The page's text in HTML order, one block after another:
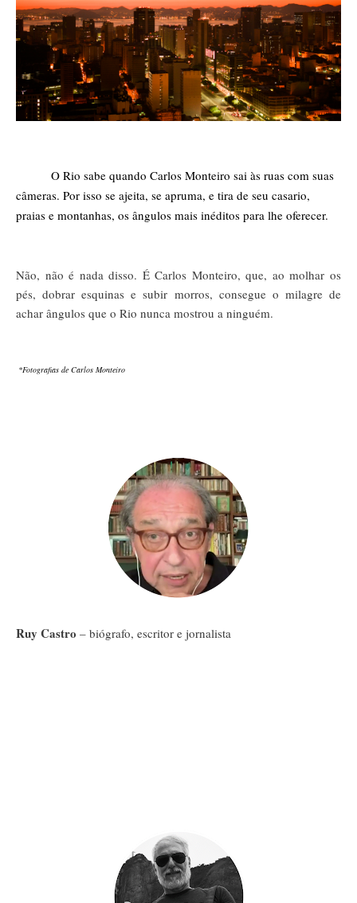
câmeras. Por isso se ajeita, se apruma, e tira de seu casario,
praias e montanhas, os ângulos mais inéditos para lhe oferecer.
Não, não é nada disso. É Carlos Monteiro, que, ao molhar os
pés, dobrar esquinas e subir morros, consegue o milagre de
achar ângulos que o Rio nunca mostrou a ninguém.
​ *Fotografias de Carlos Monteiro
Ruy Castro – biógrafo, escritor e jornalista